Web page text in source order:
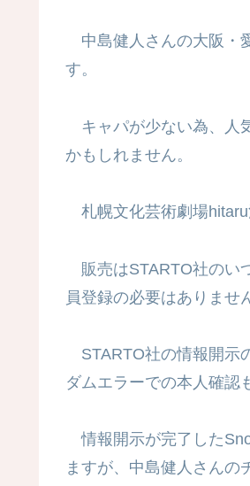
中島健人さんの大阪・
す。
キャパが少ない為、人
かもしれません。
札幌文化芸術劇場hitaru
販売はSTARTO社のい
員登録の必要はありませ
STARTO社の情報開示
ダムエラーでの本人確認
情報開示が完了した
ますが、中島健人さんの